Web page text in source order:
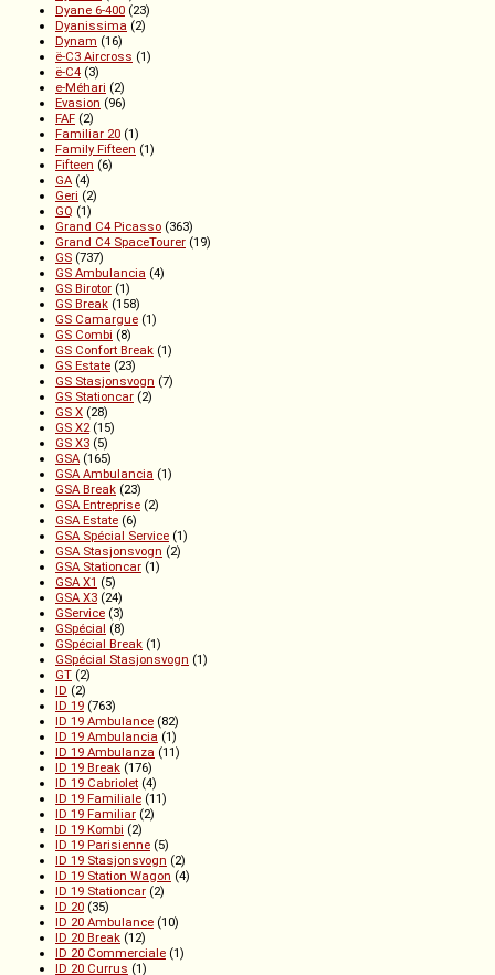
Dyane 6-400 (23)
Dyanissima (2)
Dynam (16)
ë-C3 Aircross (1)
ë-C4 (3)
e-Méhari (2)
Evasion (96)
FAF (2)
Familiar 20 (1)
Family Fifteen (1)
Fifteen (6)
GA (4)
Geri (2)
GQ (1)
Grand C4 Picasso (363)
Grand C4 SpaceTourer (19)
GS (737)
GS Ambulancia (4)
GS Birotor (1)
GS Break (158)
GS Camargue (1)
GS Combi (8)
GS Confort Break (1)
GS Estate (23)
GS Stasjonsvogn (7)
GS Stationcar (2)
GS X (28)
GS X2 (15)
GS X3 (5)
GSA (165)
GSA Ambulancia (1)
GSA Break (23)
GSA Entreprise (2)
GSA Estate (6)
GSA Spécial Service (1)
GSA Stasjonsvogn (2)
GSA Stationcar (1)
GSA X1 (5)
GSA X3 (24)
GService (3)
GSpécial (8)
GSpécial Break (1)
GSpécial Stasjonsvogn (1)
GT (2)
ID (2)
ID 19 (763)
ID 19 Ambulance (82)
ID 19 Ambulancia (1)
ID 19 Ambulanza (11)
ID 19 Break (176)
ID 19 Cabriolet (4)
ID 19 Familiale (11)
ID 19 Familiar (2)
ID 19 Kombi (2)
ID 19 Parisienne (5)
ID 19 Stasjonsvogn (2)
ID 19 Station Wagon (4)
ID 19 Stationcar (2)
ID 20 (35)
ID 20 Ambulance (10)
ID 20 Break (12)
ID 20 Commerciale (1)
ID 20 Currus (1)